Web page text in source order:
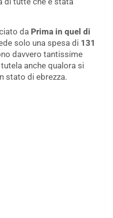
da Prima in quel di
solo una spesa di 131
davvero tantissime
anche qualora si
stato di ebrezza.